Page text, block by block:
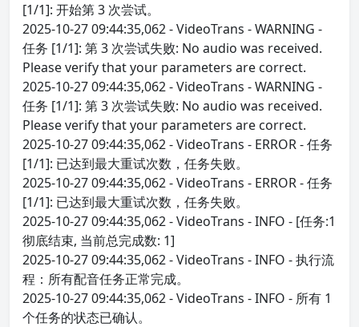
[1/1]: 开始第 3 次尝试。
2025-10-27 09:44:35,062 - VideoTrans - WARNING -
任务 [1/1]: 第 3 次尝试失败: No audio was received.
Please verify that your parameters are correct.
2025-10-27 09:44:35,062 - VideoTrans - WARNING -
任务 [1/1]: 第 3 次尝试失败: No audio was received.
Please verify that your parameters are correct.
2025-10-27 09:44:35,062 - VideoTrans - ERROR - 任务
[1/1]: 已达到最大重试次数，任务失败。
2025-10-27 09:44:35,062 - VideoTrans - ERROR - 任务
[1/1]: 已达到最大重试次数，任务失败。
2025-10-27 09:44:35,062 - VideoTrans - INFO - [任务:1
彻底结束, 当前总完成数: 1]
2025-10-27 09:44:35,062 - VideoTrans - INFO - 执行流
程：所有配音任务正常完成。
2025-10-27 09:44:35,062 - VideoTrans - INFO - 所有 1
个任务的状态已确认。